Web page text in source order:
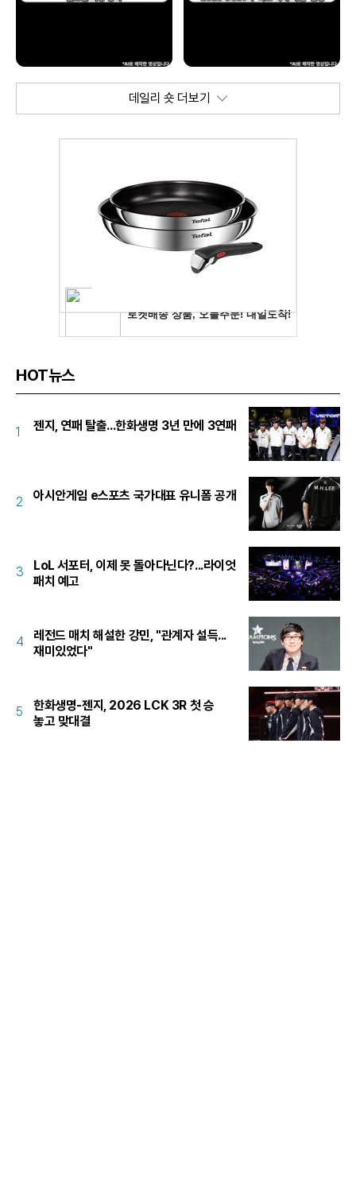
데일리 숏 더보기
HOT뉴스
1 젠지, 연패 탈출...한화생명 3년 만에 3연패
2 아시안게임 e스포츠 국가대표 유니폼 공개
3
LoL 서포터, 이제 못 돌아다닌다?...라이엇
패치 예고
4
레전드 매치 해설한 강민, "관계자 설득...
재미있었다"
5
한화생명-젠지, 2026 LCK 3R 첫 승
놓고 맞대결